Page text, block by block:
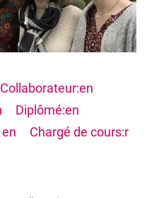
Diplômé:en
Chargé de cours:r